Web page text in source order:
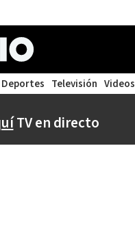
Deportes Televisión Videos
TV en directo